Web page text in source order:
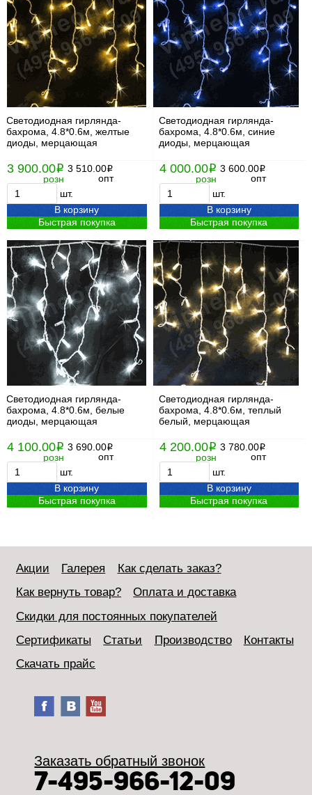
Светодиодная гирлянда-
бахрома, 4.8*0.6м, желтые
диоды, мерцающая
3 900.00i
розн
3 510.00i
опт
шт.
В корзину
Быстрая покупка
Светодиодная гирлянда-
бахрома, 4.8*0.6м, синие
диоды, мерцающая
4 000.00i
розн
3 600.00i
опт
шт.
В корзину
Быстрая покупка
Светодиодная гирлянда-
бахрома, 4.8*0.6м, белые
диоды, мерцающая
4 100.00i
розн
3 690.00i
опт
шт.
В корзину
Быстрая покупка
Светодиодная гирлянда-
бахрома, 4.8*0.6м, теплый
белый, мерцающая
4 200.00i
розн
3 780.00i
опт
шт.
В корзину
Быстрая покупка
Акции Галерея
Как сделать заказ?
Как вернуть товар?
Оплата и доставка
Скидки для постоянных покупателей
Сертификаты
Статьи Производство
Контакты
Скачать прайс
Заказать обратный звонок
7-495-966-12-09